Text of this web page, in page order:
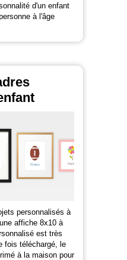
d'un enfant
à l'âge
personnalisés à
affiche 8x10 à
est très
fois téléchargé, le
à la maison pour